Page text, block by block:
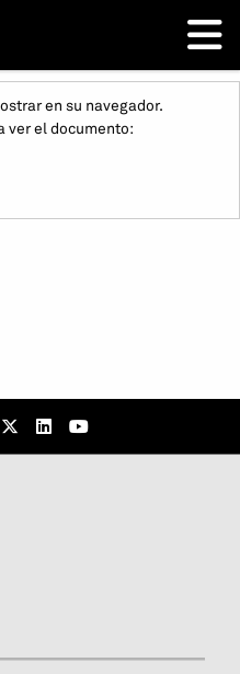
en su navegador.
ver el documento: